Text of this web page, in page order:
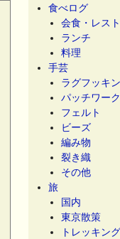
食べログ
会食・レス
ランチ
料理
手芸
ラグフッキ
パッチワー
フェルト
ビーズ
編み物
裂き織
その他
旅
国内
東京散策
トレッキング